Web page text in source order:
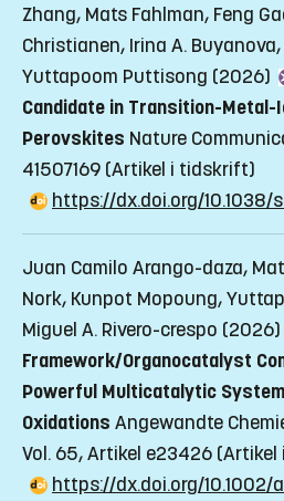
Zhang, Mats Fahlman, Feng
Christianen, Irina A. Buyanova,
Yuttapoom Puttisong (2026)
Candidate in Transition-Metal-
Perovskites Nature
41507169 (Artikel i tidskrift)
https://dx.doi.org/
Juan Camilo Arango-daza,
Nork, Kunpot Mopoung,
Miguel A. Rivero-crespo (2026)
Framework/Organocatalyst
Powerful Multicatalytic
Oxidations Angewandte
Vol. 65, Artikel e23426
https://dx.doi.org/10.1002/